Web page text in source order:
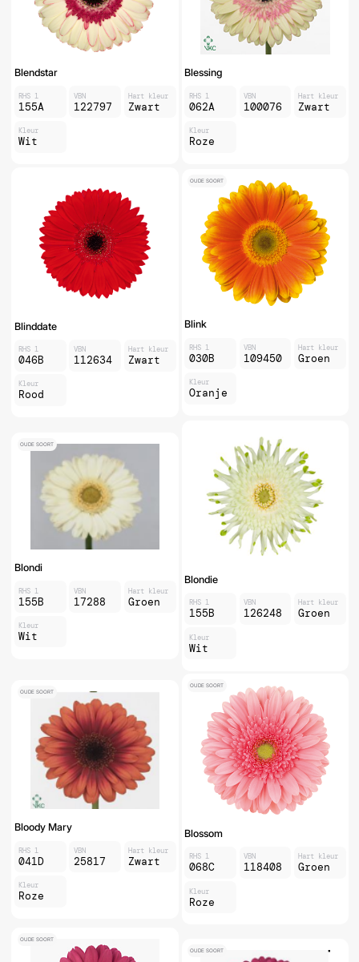
Blendstar
RHS 1
155A
VBN
122797
Hart kleur
Zwart
Kleur
Wit
Blessing
RHS 1
062A
VBN
100076
Hart kleur
Zwart
Kleur
Roze
Blinddate
RHS 1
046B
VBN
112634
Hart kleur
Zwart
Kleur
Rood
Blink
RHS 1
030B
VBN
109450
Hart kleur
Groen
Kleur
Oranje
OUDE SOORT
Blondi
RHS 1
155B
VBN
17288
Hart kleur
Groen
Kleur
Wit
OUDE SOORT
Blondie
RHS 1
155B
VBN
126248
Hart kleur
Groen
Kleur
Wit
Bloody Mary
RHS 1
041D
VBN
25817
Hart kleur
Zwart
Kleur
Roze
OUDE SOORT
Blossom
RHS 1
068C
VBN
118408
Hart kleur
Groen
Kleur
Roze
OUDE SOORT
OUDE SOORT
OUDE SOORT